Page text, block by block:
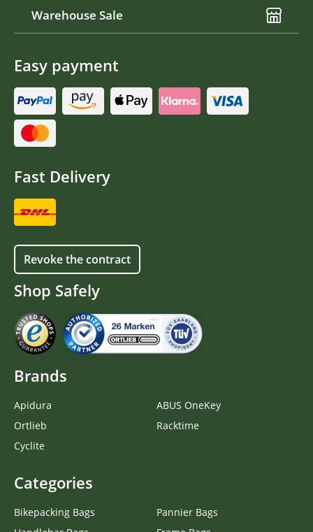
Warehouse Sale
Easy payment
Fast Delivery
Revoke the contract
Shop Safely
Brands
Apidura
Ortlieb
Cyclite
ABUS OneKey
Racktime
Categories
Bikepacking Bags
Pannier Bags